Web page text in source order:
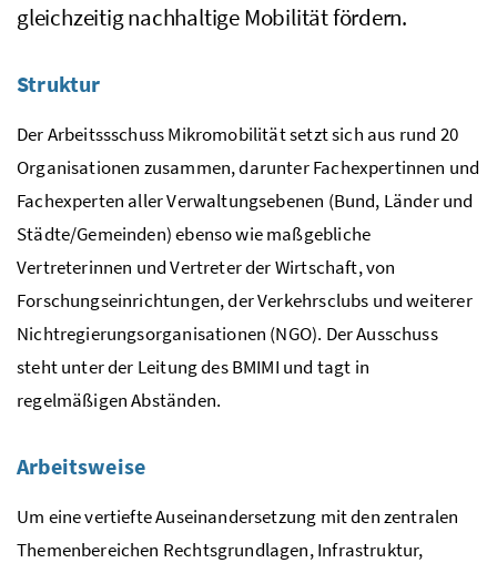
gleichzeitig nachhaltige Mobilität fördern.
Struktur
Der Arbeitssschuss Mikromobilität setzt sich aus rund 20
Organisationen zusammen, darunter Fachexpertinnen und
Fachexperten aller Verwaltungsebenen (Bund, Länder und
Städte/Gemeinden) ebenso wie maßgebliche
Vertreterinnen und Vertreter der Wirtschaft, von
Forschungseinrichtungen, der Verkehrsclubs und weiterer
Nichtregierungsorganisationen (NGO). Der Ausschuss
steht unter der Leitung des BMIMI und tagt in
regelmäßigen Abständen.
Arbeitsweise
Um eine vertiefte Auseinandersetzung mit den zentralen
Themenbereichen Rechtsgrundlagen, Infrastruktur,